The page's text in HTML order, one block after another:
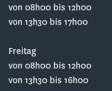
von 08h00 bis 12h00
von 13h30 bis 17h00
Freitag
von 08h00 bis 12h00
von 13h30 bis 16h00